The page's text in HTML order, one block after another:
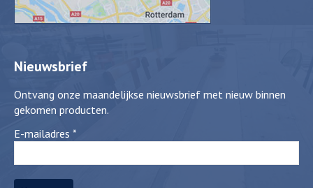
Nieuwsbrief
Ontvang onze maandelijkse nieuwsbrief met nieuw binnen
gekomen producten.
E-mailadres *